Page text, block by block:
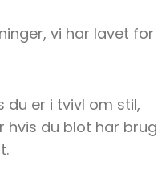
vi har lavet for
er i tvivl om stil,
hvis du blot har brug